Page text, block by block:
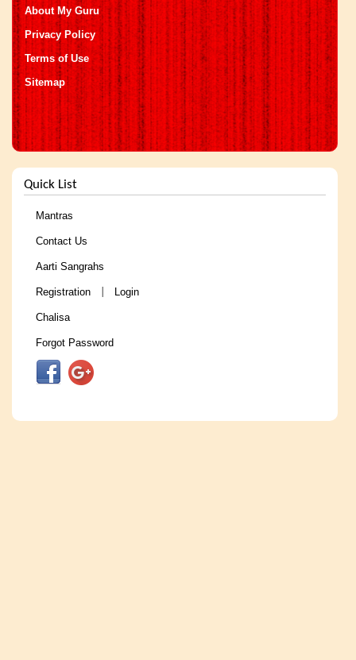
About My Guru
Privacy Policy
Terms of Use
Sitemap
Quick List
Mantras
Contact Us
Aarti Sangrahs
Registration Login
Chalisa
Forgot Password